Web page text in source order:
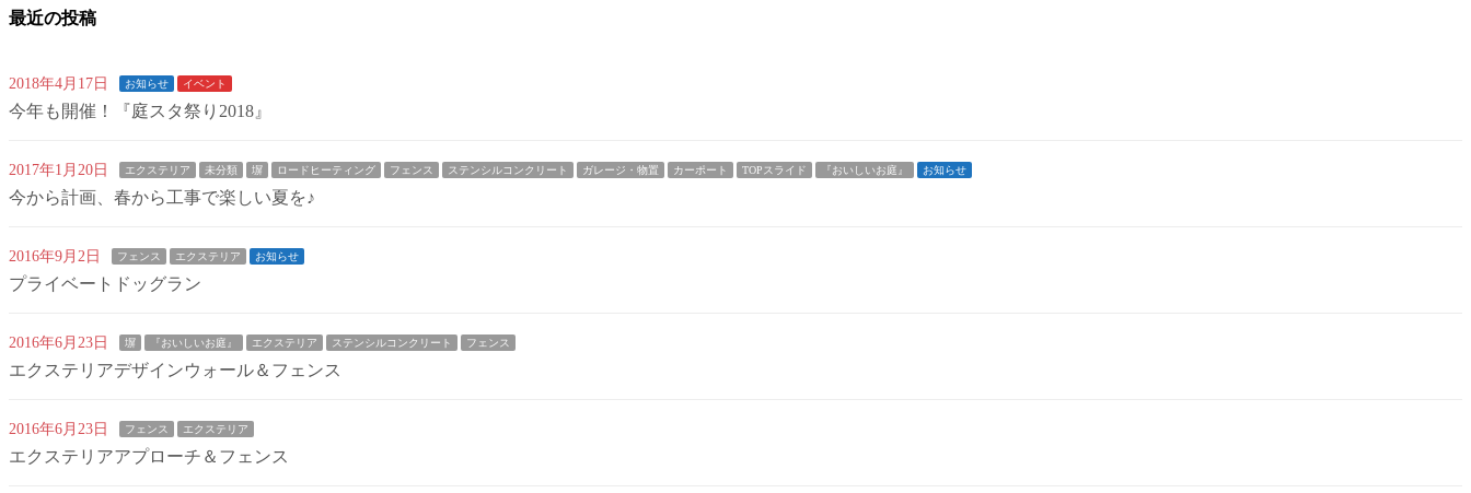
最近の投稿
2018年4月17日 お知らせ イベント
今年も開催！『庭スタ祭り2018』
2017年1月20日 エクステリア 未分類 塀 ロードヒーティング フェンス ステンシルコンクリート ガレージ・物置 カーポート TOPスライド 『おいしいお庭』 お知らせ
今から計画、春から工事で楽しい夏を♪
2016年9月2日 フェンス エクステリア お知らせ
プライベートドッグラン
2016年6月23日 塀 『おいしいお庭』 エクステリア ステンシルコンクリート フェンス
エクステリアデザインウォール＆フェンス
2016年6月23日 フェンス エクステリア
エクステリアアプローチ＆フェンス